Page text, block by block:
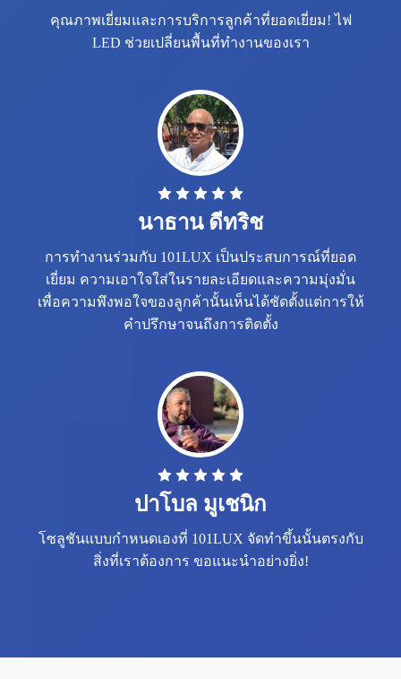
คุณภาพเยี่ยมและการบริการลูกค้าที่ยอดเยี่ยม! ไฟ
LED ช่วยเปลี่ยนพื้นที่ทำงานของเรา
นาธาน ดีทริช
การทำงานร่วมกับ 101LUX เป็นประสบการณ์ที่ยอด
เยี่ยม ความเอาใจใส่ในรายละเอียดและความมุ่งมั่น
เพื่อความพึงพอใจของลูกค้านั้นเห็นได้ชัดตั้งแต่การให้
คำปรึกษาจนถึงการติดตั้ง
ปาโบล มูเชนิก
โซลูชันแบบกำหนดเองที่ 101LUX จัดทำขึ้นนั้นตรงกับ
สิ่งที่เราต้องการ ขอแนะนำอย่างยิ่ง!